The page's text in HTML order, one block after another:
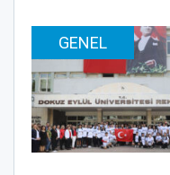
GENEL